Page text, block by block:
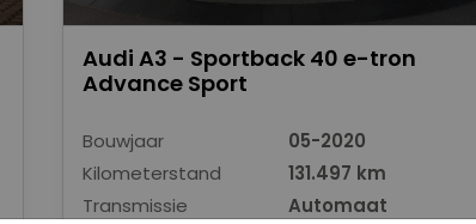
Audi A3 - Sportback 40 e-tron
Advance Sport
Bouwjaar
05-2020
Kilometerstand
131.497 km
Transmissie
Automaat